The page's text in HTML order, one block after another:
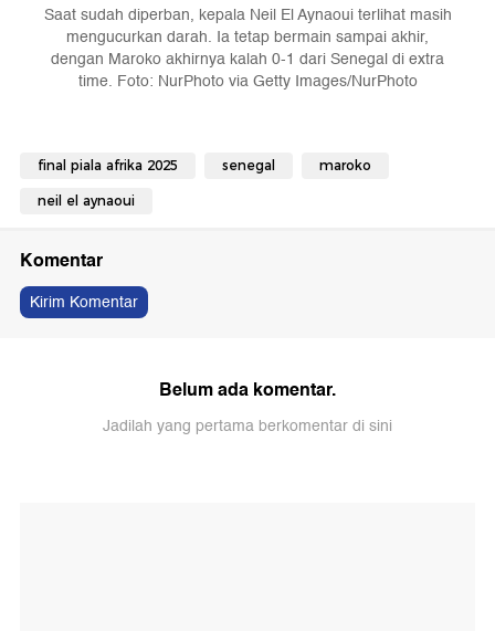
Saat sudah diperban, kepala Neil El Aynaoui terlihat masih
mengucurkan darah. Ia tetap bermain sampai akhir,
dengan Maroko akhirnya kalah 0-1 dari Senegal di extra
time. Foto: NurPhoto via Getty Images/NurPhoto
final piala afrika 2025 senegal maroko
neil el aynaoui
Komentar
Kirim Komentar
Belum ada komentar.
Jadilah yang pertama berkomentar di sini